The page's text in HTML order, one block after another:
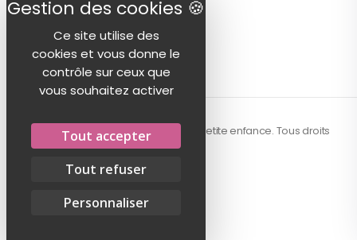
SUIVEZ-NOUS !
© 2026 - Centex, la référence textile petite enfance. Tous droits
Ce site utilise des
cookies et vous donne le
contrôle sur ceux que
vous souhaitez activer
Tout accepter
Tout refuser
Personnaliser